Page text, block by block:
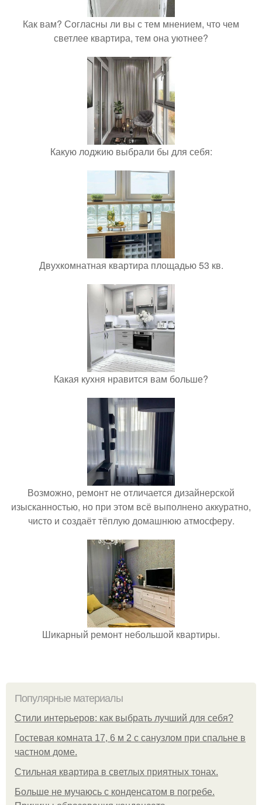
Как вам? Согласны ли вы с тем мнением, что чем
светлее квартира, тем она уютнее?
Какую лоджию выбрали бы для себя:
Двухкомнатная квартира площадью 53 кв.
Какая кухня нравится вам больше?
Возможно, ремонт не отличается дизайнерской
изысканностью, но при этом всё выполнено аккуратно,
чисто и создаёт тёплую домашнюю атмосферу.
Шикарный ремонт небольшой квартиры.
Популярные материалы
Стили интерьеров: как выбрать лучший для себя?
Гостевая комната 17, 6 м 2 с санузлом при спальне в
частном доме.
Стильная квартира в светлых приятных тонах.
Больше не мучаюсь с конденсатом в погребе.